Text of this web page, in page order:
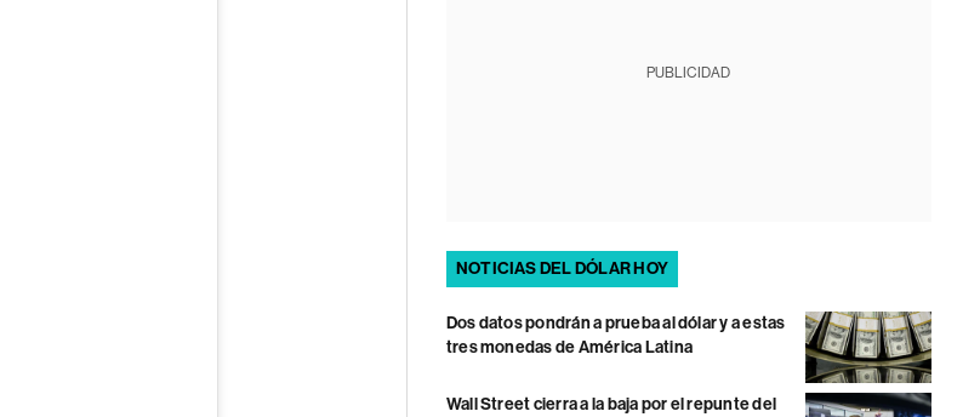
PUBLICIDAD
NOTICIAS DEL DÓLAR HOY
Dos datos pondrán a prueba al dólar y a estas
tres monedas de América Latina
Wall Street cierra a la baja por el repunte del